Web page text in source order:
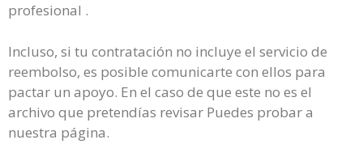
profesional .
Incluso, si tu contratación no incluye el servicio de
reembolso, es posible comunicarte con ellos para
pactar un apoyo. En el caso de que este no es el
archivo que pretendías revisar Puedes probar a
nuestra página.